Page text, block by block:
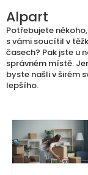
to
content
Alpart
Potřebujete
s vámi soucítil v
časech? Pak jste u
správném místě.
byste našli v širém
lepšího.